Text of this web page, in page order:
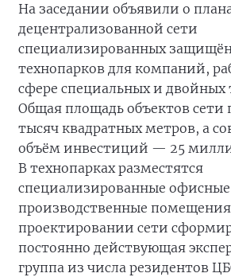
На заседании объявили о
децентрализованной сети
специализированных
технопарков для компаний,
сфере специальных и двойных
Общая площадь объектов сети
тысяч квадратных метров, а
объём инвестиций — 25
В технопарках разместятся
специализированные
производственные
проектировании сети
постоянно действующая
группа из числа резидентов